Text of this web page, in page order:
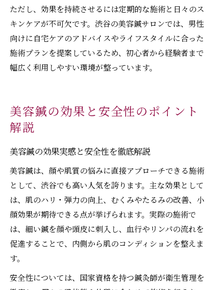
ただし、効果を持続させるには定期的な施術と日々のス
キンケアが不可欠です。渋谷の美容鍼サロンでは、男性
向けに自宅ケアのアドバイスやライフスタイルに合った
施術プランを提案しているため、初心者から経験者まで
幅広く利用しやすい環境が整っています。
美容鍼の効果と安全性のポイント
解説
美容鍼の効果実感と安全性を徹底解説
美容鍼は、顔や肌質の悩みに直接アプローチできる施術
として、渋谷でも高い人気を誇ります。主な効果として
は、肌のハリ・弾力の向上、むくみやたるみの改善、小
顔効果が期待できる点が挙げられます。実際の施術で
は、細い鍼を顔や頭皮に刺入し、血行やリンパの流れを
促進することで、内側から肌のコンディションを整えま
す。
安全性については、国家資格を持つ鍼灸師が衛生管理を